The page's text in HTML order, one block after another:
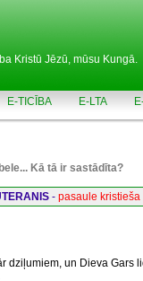
Kristū Jēzū, mūsu Kungā.
E-TICĪBA E-LTA
Kā tā ir sastādīta?
- pasaule kristieša
dziļumiem, un Dieva Gars